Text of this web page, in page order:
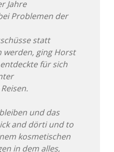
Jahre
Problemen der
statt
werden, ging Horst
für sich
und das
and dörti und to
kosmetischen
in dem alles,